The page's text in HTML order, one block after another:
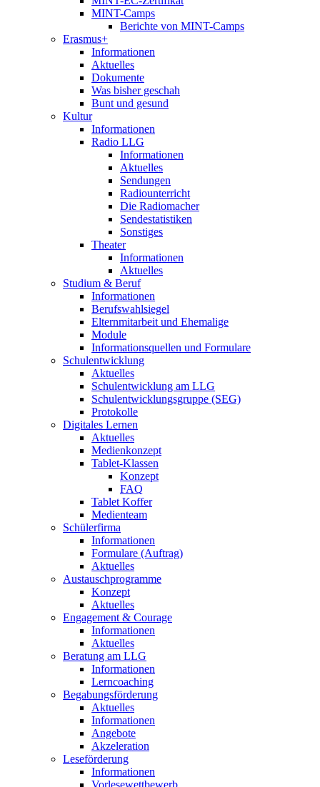
MINT-Camps
Berichte von MINT-Camps
Erasmus+
Informationen
Aktuelles
Dokumente
Was bisher geschah
Bunt und gesund
Kultur
Informationen
Radio LLG
Informationen
Aktuelles
Sendungen
Radiounterricht
Die Radiomacher
Sendestatistiken
Sonstiges
Theater
Informationen
Aktuelles
Studium & Beruf
Informationen
Berufswahlsiegel
Elternmitarbeit und Ehemalige
Module
Informationsquellen und Formulare
Schulentwicklung
Aktuelles
Schulentwicklung am LLG
Schulentwicklungsgruppe (SEG)
Protokolle
Digitales Lernen
Aktuelles
Medienkonzept
Tablet-Klassen
Konzept
FAQ
Tablet Koffer
Medienteam
Schülerfirma
Informationen
Formulare (Auftrag)
Aktuelles
Austauschprogramme
Konzept
Aktuelles
Engagement & Courage
Informationen
Aktuelles
Beratung am LLG
Informationen
Lerncoaching
Begabungsförderung
Aktuelles
Informationen
Angebote
Akzeleration
Leseförderung
Informationen
Vorlesewettbewerb